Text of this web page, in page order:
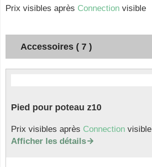
Prix visibles après Connection visible
Accessoires ( 7 )
Pied pour poteau z10
Prix visibles après Connection visible
Afficher les détails